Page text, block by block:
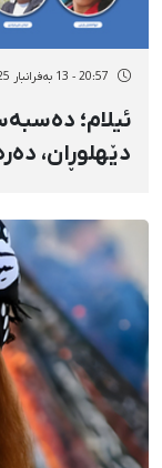
20:57 - 13 بەفرانبار 2725
دێهلوڕان،